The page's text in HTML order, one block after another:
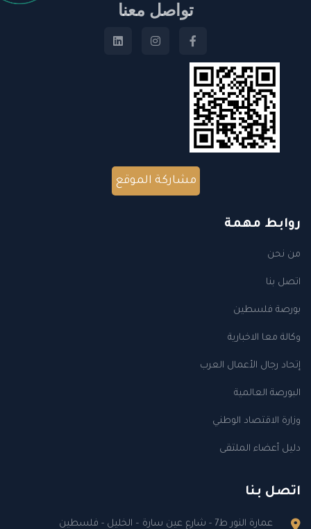
تواصل معنا
مشاركة الموقع
روابط مهمة
من نحن
اتصل بنا
بورصة فلسطين
وكالة معا الاخبارية
إتحاد رجال الأعمال العرب
البورصة العالمية
وزارة الاقتصاد الوطني
دليل أعضاء الملتقى
اتصل بنا
عمارة النور ط7 - شارع عين سارة – الخليل - فلسطين